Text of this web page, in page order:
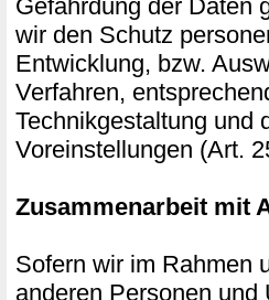
Gefährdung der Daten
wir den Schutz
Entwicklung, bzw.
Verfahren,
Technikgestaltung und
Voreinstellungen (Art.
Zusammenarbeit mit
Sofern wir im Rahmen
anderen Personen